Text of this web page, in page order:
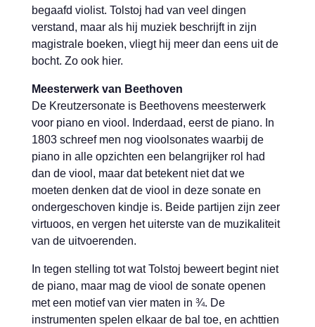
begaafd violist. Tolstoj had van veel dingen
verstand, maar als hij muziek beschrijft in zijn
magistrale boeken, vliegt hij meer dan eens uit de
bocht. Zo ook hier.
Meesterwerk van Beethoven
De Kreutzersonate is Beethovens meesterwerk
voor piano en viool. Inderdaad, eerst de piano. In
1803 schreef men nog vioolsonates waarbij de
piano in alle opzichten een belangrijker rol had
dan de viool, maar dat betekent niet dat we
moeten denken dat de viool in deze sonate en
ondergeschoven kindje is. Beide partijen zijn zeer
virtuoos, en vergen het uiterste van de muzikaliteit
van de uitvoerenden.
In tegen stelling tot wat Tolstoj beweert begint niet
de piano, maar mag de viool de sonate openen
met een motief van vier maten in ¾. De
instrumenten spelen elkaar de bal toe, en achttien